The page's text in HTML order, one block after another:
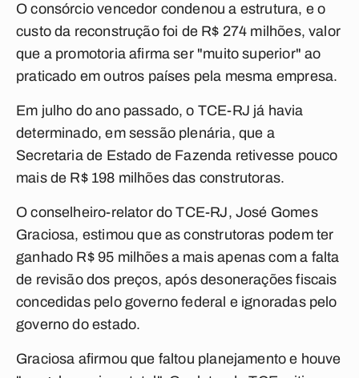
O consórcio vencedor condenou a estrutura, e o
custo da reconstrução foi de R$ 274 milhões, valor
que a promotoria afirma ser "muito superior" ao
praticado em outros países pela mesma empresa.
Em julho do ano passado, o TCE-RJ já havia
determinado, em sessão plenária, que a
Secretaria de Estado de Fazenda retivesse pouco
mais de R$ 198 milhões das construtoras.
O conselheiro-relator do TCE-RJ, José Gomes
Graciosa, estimou que as construtoras podem ter
ganhado R$ 95 milhões a mais apenas com a falta
de revisão dos preços, após desonerações fiscais
concedidas pelo governo federal e ignoradas pelo
governo do estado.
Graciosa afirmou que faltou planejamento e houve